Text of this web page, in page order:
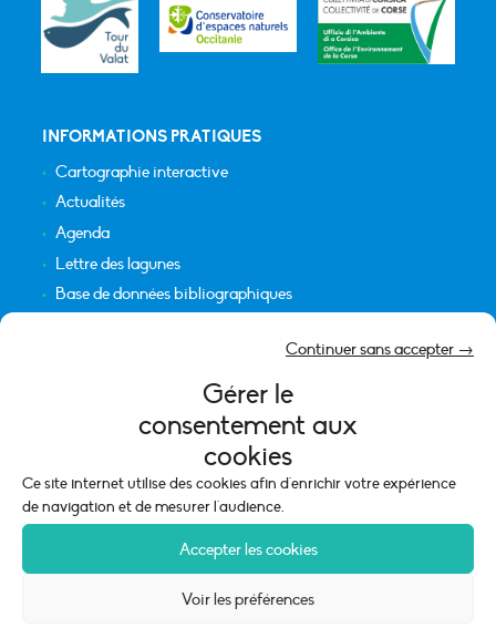
Gérer le
consentement aux
cookies
Ce site internet utilise des cookies afin d'enrichir votre expérience
de navigation et de mesurer l'audience.
Accepter les cookies
Continuer sans accepter →
Voir les préférences
INFORMATIONS PRATIQUES
Cartographie interactive
Actualités
Agenda
Lettre des lagunes
Base de données bibliographiques
Mentions légales
Politique de cookies (UE)